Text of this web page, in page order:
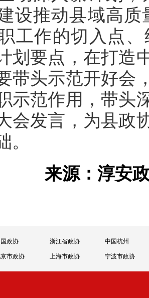
设推动县域高
工作的切入点
划要点，在打造
带头示范开好会
示范作用，带头
会发言，为县政
。
来源：淳
政协 浙江省政协 中国杭州
市政协 上海市政协 宁波市政协